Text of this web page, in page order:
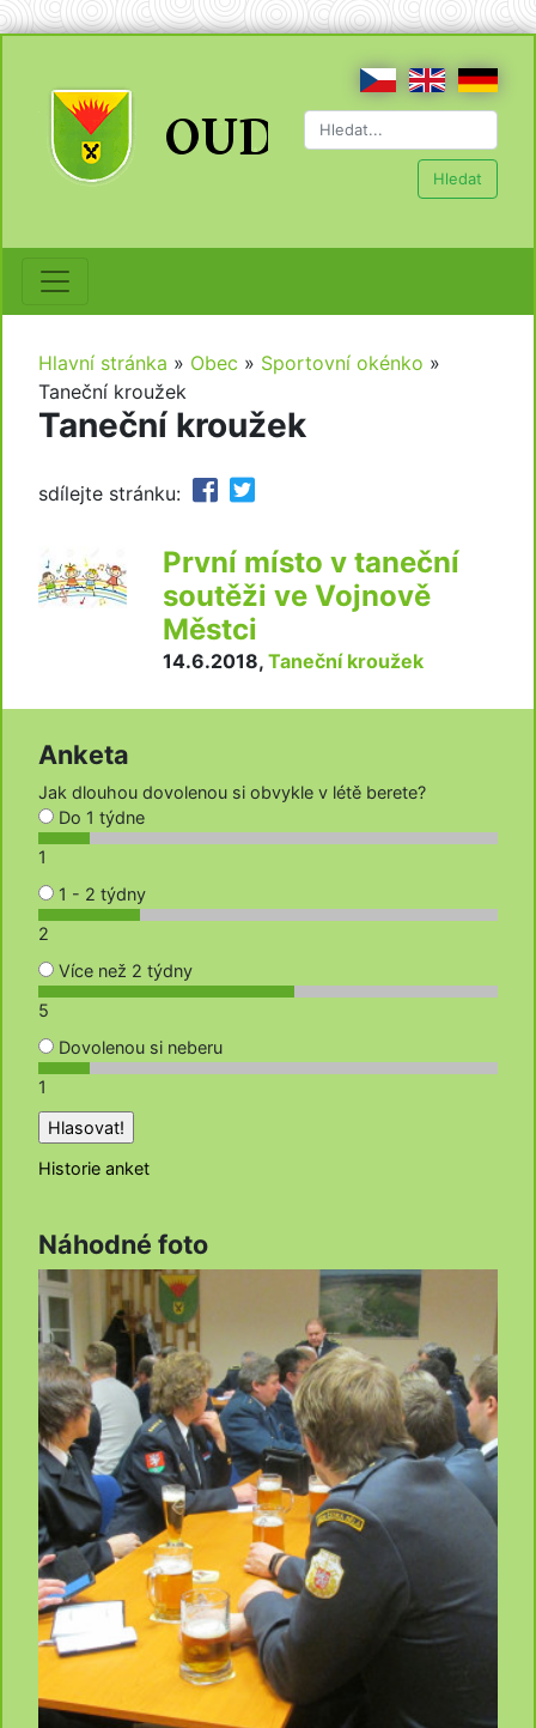
Hledat
Hlavní stránka » Obec » Sportovní okénko »
Taneční kroužek
Taneční kroužek
sdílejte stránku:
První místo v taneční
soutěži ve Vojnově
Městci
14.6.2018, Taneční kroužek
Anketa
Jak dlouhou dovolenou si obvykle v létě berete?
Do 1 týdne
1
1 - 2 týdny
2
Více než 2 týdny
5
Dovolenou si neberu
1
Historie anket
Náhodné foto